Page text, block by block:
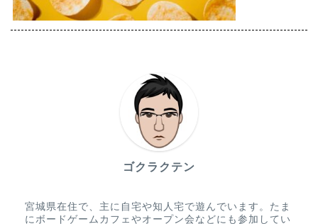
ゴクラクテン
宮城県在住で、主に自宅や知人宅で遊んでいます。たま
にボードゲームカフェやオープン会などにも参加してい